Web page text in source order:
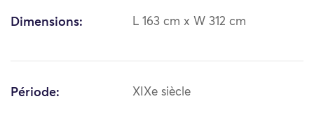
Dimensions: L 163 cm x W 312 cm
Période: XIXe siècle